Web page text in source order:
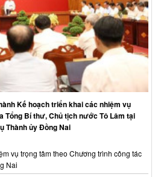
Kế hoạch triển khai các nhiệm vụ
Tổng Bí thư, Chủ tịch nước Tô Lâm tại
Thành ủy Đồng Nai
vụ trọng tâm theo Chương trình công tác
Nai